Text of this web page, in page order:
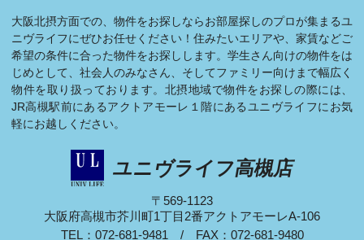
大阪北摂方面での、物件をお探しならお部屋探しのプロが集まるユ
ニヴライフにぜひお任せください！住みたいエリアや、家賃などご
希望の条件に合った物件をお探しします。学生さん向けの物件をは
じめとして、社会人のみなさん、そしてファミリー向けまで幅広く
物件を取り扱っております。北摂地域で物件をお探しの際には、
JR高槻駅前にあるアクトアモーレ１階にあるユニヴライフにお気
軽にお越しください。
ユニヴライフ高槻店
〒569-1123
大阪府高槻市芥川町1丁目2番アクトアモーレA-106
TEL：072-681-9481 / FAX：072-681-9480